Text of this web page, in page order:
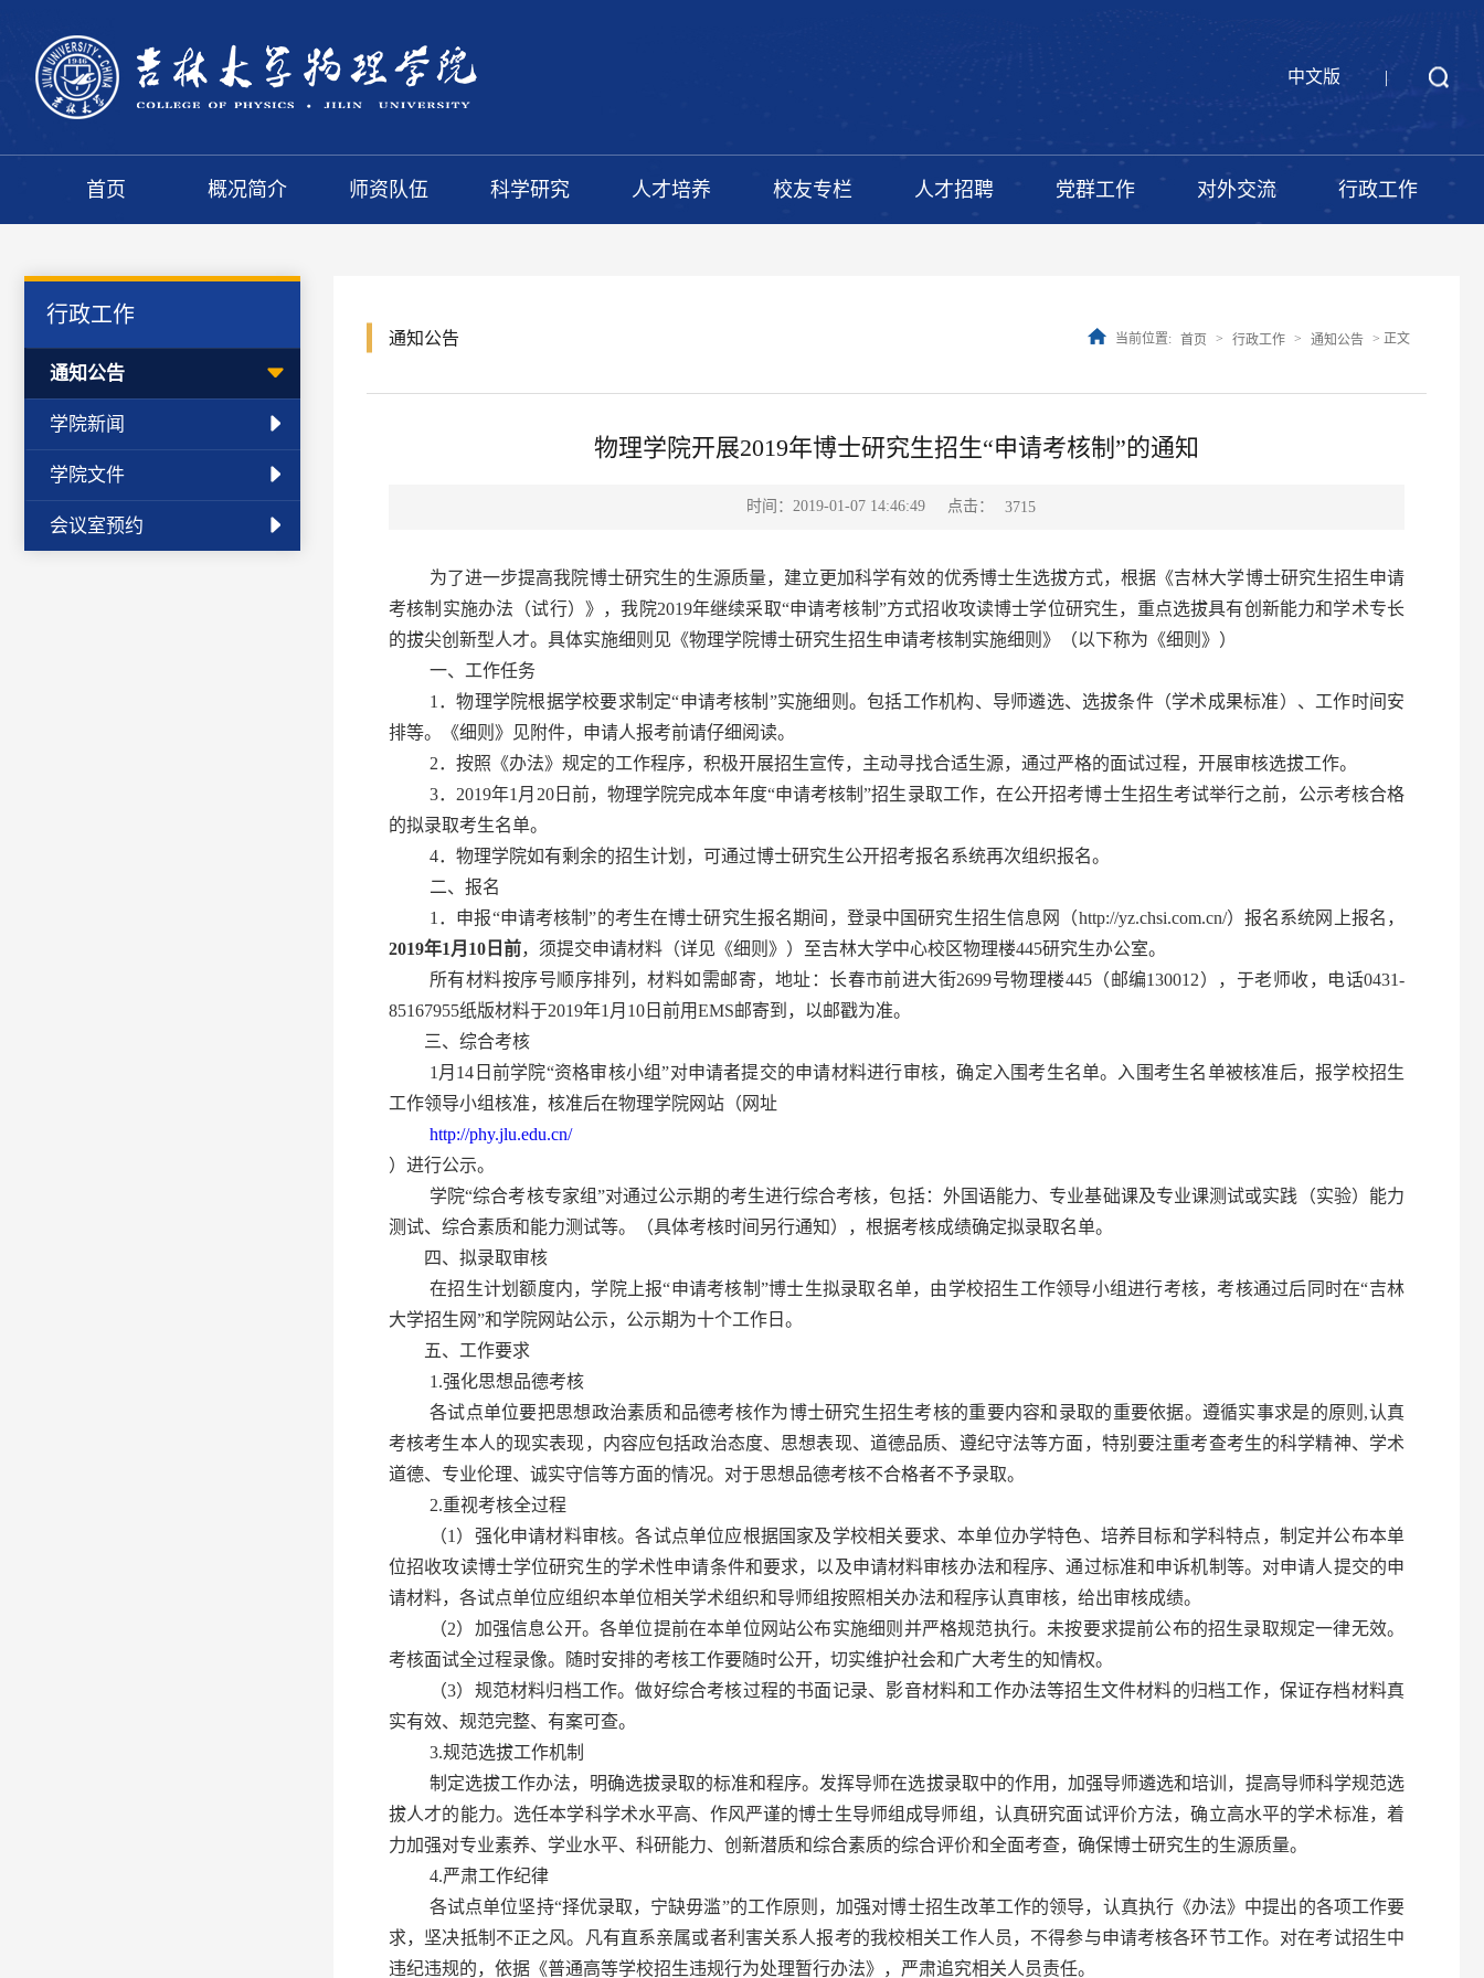
中文版 |
首页 概况简介 师资队伍 科学研究 人才培养 校友专栏 人才招聘 党群工作 对外交流 行政工作
行政工作
通知公告
学院新闻
学院文件
会议室预约
通知公告 当前位置: 首页 > 行政工作 > 通知公告 > 正文
物理学院开展2019年博士研究生招生“申请考核制”的通知
时间：2019-01-07 14:46:49 点击： 3715
为了进一步提高我院博士研究生的生源质量，建立更加科学有效的优秀博士生选拔方式，根据《吉林大学博士研究生招生申请
考核制实施办法（试行）》，我院2019年继续采取“申请考核制”方式招收攻读博士学位研究生，重点选拔具有创新能力和学术专长
的拔尖创新型人才。具体实施细则见《物理学院博士研究生招生申请考核制实施细则》（以下称为《细则》）
一、工作任务
1．物理学院根据学校要求制定“申请考核制”实施细则。包括工作机构、导师遴选、选拔条件（学术成果标准）、工作时间安
排等。《细则》见附件，申请人报考前请仔细阅读。
2．按照《办法》规定的工作程序，积极开展招生宣传，主动寻找合适生源，通过严格的面试过程，开展审核选拔工作。
3．2019年1月20日前，物理学院完成本年度“申请考核制”招生录取工作，在公开招考博士生招生考试举行之前，公示考核合格
的拟录取考生名单。
4．物理学院如有剩余的招生计划，可通过博士研究生公开招考报名系统再次组织报名。
二、报名
1．申报“申请考核制”的考生在博士研究生报名期间，登录中国研究生招生信息网（http://yz.chsi.com.cn/）报名系统网上报名，
2019年1月10日前，须提交申请材料（详见《细则》）至吉林大学中心校区物理楼445研究生办公室。
所有材料按序号顺序排列，材料如需邮寄，地址：长春市前进大街2699号物理楼445（邮编130012），于老师收，电话0431-
85167955纸版材料于2019年1月10日前用EMS邮寄到，以邮戳为准。
三、综合考核
1月14日前学院“资格审核小组”对申请者提交的申请材料进行审核，确定入围考生名单。入围考生名单被核准后，报学校招生
工作领导小组核准，核准后在物理学院网站（网址
http://phy.jlu.edu.cn/
）进行公示。
学院“综合考核专家组”对通过公示期的考生进行综合考核，包括：外国语能力、专业基础课及专业课测试或实践（实验）能力
测试、综合素质和能力测试等。（具体考核时间另行通知），根据考核成绩确定拟录取名单。
四、拟录取审核
在招生计划额度内，学院上报“申请考核制”博士生拟录取名单，由学校招生工作领导小组进行考核，考核通过后同时在“吉林
大学招生网”和学院网站公示，公示期为十个工作日。
五、工作要求
1.强化思想品德考核
各试点单位要把思想政治素质和品德考核作为博士研究生招生考核的重要内容和录取的重要依据。遵循实事求是的原则,认真
考核考生本人的现实表现，内容应包括政治态度、思想表现、道德品质、遵纪守法等方面，特别要注重考查考生的科学精神、学术
道德、专业伦理、诚实守信等方面的情况。对于思想品德考核不合格者不予录取。
2.重视考核全过程
（1）强化申请材料审核。各试点单位应根据国家及学校相关要求、本单位办学特色、培养目标和学科特点，制定并公布本单
位招收攻读博士学位研究生的学术性申请条件和要求，以及申请材料审核办法和程序、通过标准和申诉机制等。对申请人提交的申
请材料，各试点单位应组织本单位相关学术组织和导师组按照相关办法和程序认真审核，给出审核成绩。
（2）加强信息公开。各单位提前在本单位网站公布实施细则并严格规范执行。未按要求提前公布的招生录取规定一律无效。
考核面试全过程录像。随时安排的考核工作要随时公开，切实维护社会和广大考生的知情权。
（3）规范材料归档工作。做好综合考核过程的书面记录、影音材料和工作办法等招生文件材料的归档工作，保证存档材料真
实有效、规范完整、有案可查。
3.规范选拔工作机制
制定选拔工作办法，明确选拔录取的标准和程序。发挥导师在选拔录取中的作用，加强导师遴选和培训，提高导师科学规范选
拔人才的能力。选任本学科学术水平高、作风严谨的博士生导师组成导师组，认真研究面试评价方法，确立高水平的学术标准，着
力加强对专业素养、学业水平、科研能力、创新潜质和综合素质的综合评价和全面考查，确保博士研究生的生源质量。
4.严肃工作纪律
各试点单位坚持“择优录取，宁缺毋滥”的工作原则，加强对博士招生改革工作的领导，认真执行《办法》中提出的各项工作要
求，坚决抵制不正之风。凡有直系亲属或者利害关系人报考的我校相关工作人员，不得参与申请考核各环节工作。对在考试招生中
违纪违规的，依据《普通高等学校招生违规行为处理暂行办法》，严肃追究相关人员责任。